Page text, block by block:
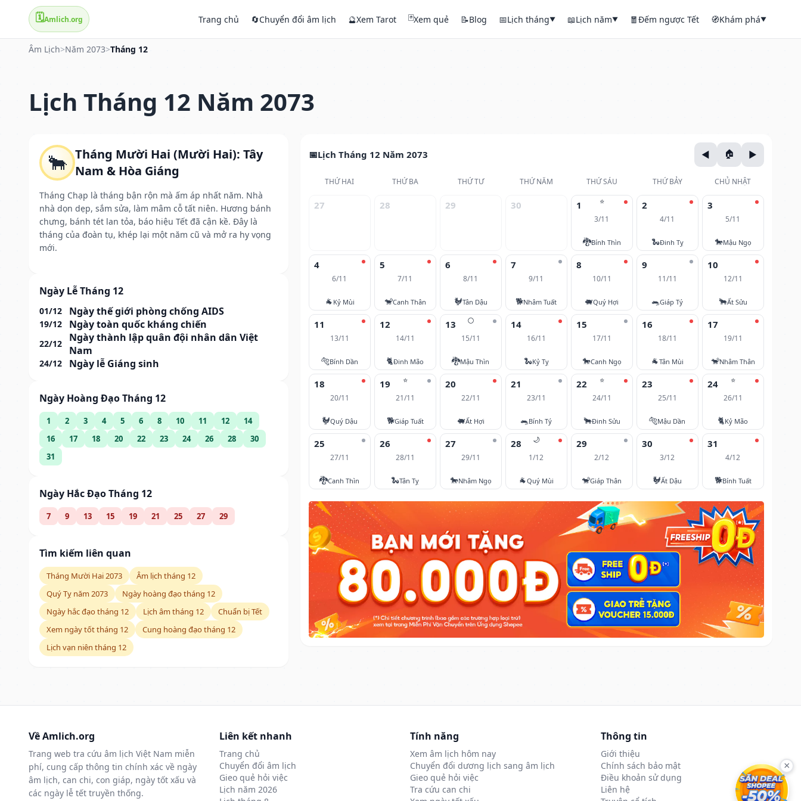
🗓️Amlich.org Trang chủ 🔄Chuyển đổi âm lịch 🔮Xem Tarot 🃏Xem quẻ 📝Blog 📅Lịch tháng▼ 📖Lịch năm▼ 🧧Đếm ngược Tết 🧭Khám phá▼
Âm Lịch>Năm 2073>Tháng 12
Lịch Tháng 12 Năm 2073
🐂 Tháng Mười Hai (Mười Hai): Tây
Nam & Hòa Giáng
Tháng Chạp là tháng bận rộn mà ấm áp nhất năm. Nhà
nhà dọn dẹp, sắm sửa, làm mâm cỗ tất niên. Hương bánh
chưng, bánh tét lan tỏa, báo hiệu Tết đã cận kề. Đây là
tháng của đoàn tụ, khép lại một năm cũ và mở ra hy vọng
mới.
Ngày Lễ Tháng 12
01/12 Ngày thế giới phòng chống AIDS
19/12 Ngày toàn quốc kháng chiến
22/12
Ngày thành lập quân đội nhân dân Việt
Nam
24/12 Ngày lễ Giáng sinh
Ngày Hoàng Đạo Tháng 12
1 2 3 4 5 6 8 10 11 12
14
16
17 18 20 22 23 24 26 28
30
31
Ngày Hắc Đạo Tháng 12
7 9 13 15 19 21 25 27 29
Tìm kiếm liên quan
Tháng Mười Hai 2073
Âm lịch tháng 12
Quý Tỵ năm 2073
Ngày hoàng đạo tháng 12
Ngày hắc đạo tháng 12
Lịch âm tháng 12
Chuẩn bị Tết
Xem ngày tốt tháng 12
Cung hoàng đạo tháng 12
Lịch vạn niên tháng 12
Lịch Tháng 12 Năm 2073
THỨ HAI THỨ BA THỨ TƯ THỨ NĂM THỨ SÁU THỨ BẢY CHỦ NHẬT
27 28 29 30 ⭐
1
3/11
🐉Bính Thìn
2
4/11
🐍Đinh Tỵ
3
5/11
🐎Mậu Ngọ
4
6/11
🐐 Kỷ Mùi
5
7/11
🐒Canh Thân
6
8/11
🐓Tân Dậu
7
9/11
🐕Nhâm Tuất
8
10/11
🐖Quý Hợi
9
11/11
🐀Giáp Tý
10
12/11
🐂Ất Sửu
11
13/11
🐅Bính Dần
12
14/11
🐈Đinh Mão
🌕
13
15/11
🐉Mậu Thìn
14
16/11
🐍Kỷ Tỵ
15
17/11
🐎Canh Ngọ
16
18/11
🐐Tân Mùi
17
19/11
🐒Nhâm Thân
18
20/11
🐓Quý Dậu
⭐
19
21/11
🐕Giáp Tuất
20
22/11
🐖Ất Hợi
21
23/11
🐀Bính Tý
⭐
22
24/11
🐂Đinh Sửu
23
25/11
🐅Mậu Dần
⭐
24
26/11
🐈Kỷ Mão
25
27/11
🐉Canh Thìn
26
28/11
🐍Tân Tỵ
27
29/11
🐎Nhâm Ngọ
🌙
28
1/12
🐐Quý Mùi
29
2/12
🐒Giáp Thân
30
3/12
🐓Ất Dậu
31
4/12
🐕Bính Tuất
Về Amlich.org
Trang web tra cứu âm lịch Việt Nam miễn
phí, cung cấp thông tin chính xác về ngày
âm lịch, can chi, con giáp, ngày tốt xấu và
các ngày lễ tết truyền thống.
Liên kết nhanh
Trang chủ
Chuyển đổi âm lịch
Gieo quẻ hỏi việc
Lịch năm 2026
Tính năng
Xem âm lịch hôm nay
Chuyển đổi dương lịch sang âm lịch
Gieo quẻ hỏi việc
Tra cứu can chi
Thông tin
Giới thiệu
Chính sách bảo mật
Điều khoản sử dụng
Liên hệ
×